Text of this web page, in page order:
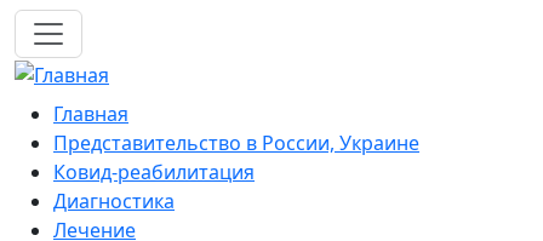
Перейти к основному содержанию
Mobile navigation
Главная
Представительство в России, Украине
Ковид-реабилитация
Диагностика
Лечение